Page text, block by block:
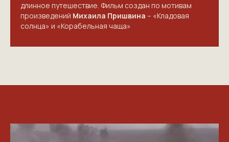
длинное путешествие. Фильм создан по мотивам
произведений Михаила Пришвина – «Кладовая
солнца» и «Корабельная чаща»
ПРИНЯТЬ УЧАСТИЕ В
ПРОЕКТЕ